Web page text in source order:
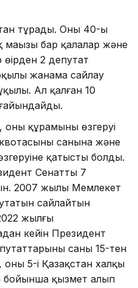
тұрады. Оның 40-ы
бар қалалар және
2 депутат
жанама сайлау
Ал қалған 10
оның құрамының өзгеруі
санына және
өзгеруіне қатысты болды.
Сенаттың 7
2007 жылы Мемлекет
сайлайтын
жылғы
кейін Президент
саны 15-тен
5-і Қазақстан халқы
бойынша қызмет алып